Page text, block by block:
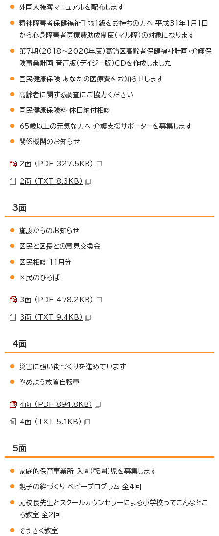
外国人接客マニュアルを配布します
精神障害者保健福祉手帳1級をお持ちの方へ 平成31年1月1日
から心身障害者医療費助成制度（マル障）の対象になります
第7期（2018～2020年度）葛飾区高齢者保健福祉計画・介護保
険事業計画 音声版（デイジー版）CDを作成しました
国民健康保険 あなたの医療費をお知らせします
高齢者に関する調査にご協力ください
国民健康保険料 休日納付相談
65歳以上の元気な方へ 介護支援サポーターを募集します
関係機関のお知らせ
2面 （PDF 327.5KB）
2面 （TXT 8.3KB）
3面
施設からのお知らせ
区民と区長との意見交換会
区民相談 11月分
区民のひろば
3面 （PDF 478.2KB）
3面 （TXT 9.4KB）
4面
災害に強い街づくりを進めています
やめよう放置自転車
4面 （PDF 894.8KB）
4面 （TXT 5.1KB）
5面
家庭的保育事業所 入園（転園）児を募集します
親子の絆づくり ベビープログラム 全4回
元校長先生とスクールカウンセラーによる小学校ってこんなとこ
ろ教室 全2回
そうさく教室